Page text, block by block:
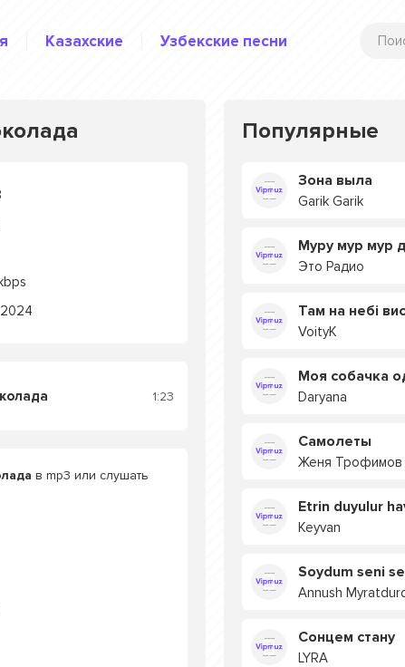
Казахские Узбекские песни
1:23
в mp3 или слушать
Популярные
Зона выла
Garik Garik
Это Радио
VoityK
Daryana
Самолеты
Женя Трофимов
Etrin duyulur
Keyvan
Soydum seni
Annush
Сонцем стану
LYRA